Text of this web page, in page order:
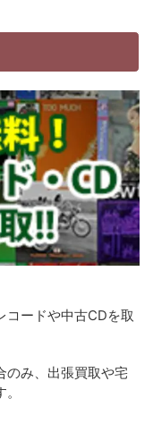
コードや中古CDを取
のみ、出張買取や宅